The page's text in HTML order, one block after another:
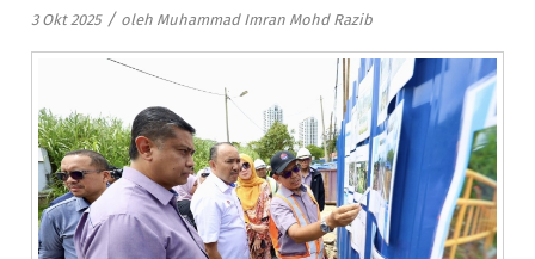
3 Okt 2025 / oleh Muhammad Imran Mohd Razib